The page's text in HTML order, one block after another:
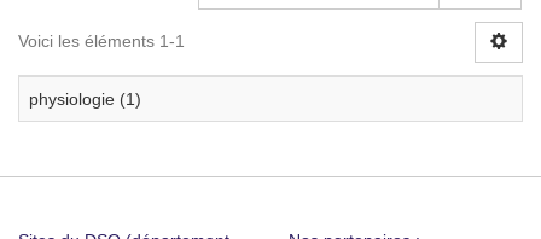
Voici les éléments 1-1
physiologie (1)